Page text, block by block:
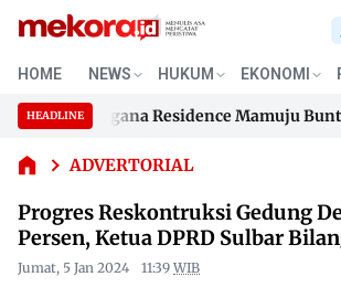
HOME NEWS HUKUM EKONOMI
HEADLINE
Samusengana Residence Mamuju
Samusengana Residence Mamuju
ADVERTORIAL
Progres
Reskontruksi
Gedung
Persen,
Ketua DPRD
Sulbar
Bilang Ini
Progres Reskontruksi Gedung
Persen, Ketua DPRD Sulbar
Jumat, 5 Jan 2024 11:39 WIB